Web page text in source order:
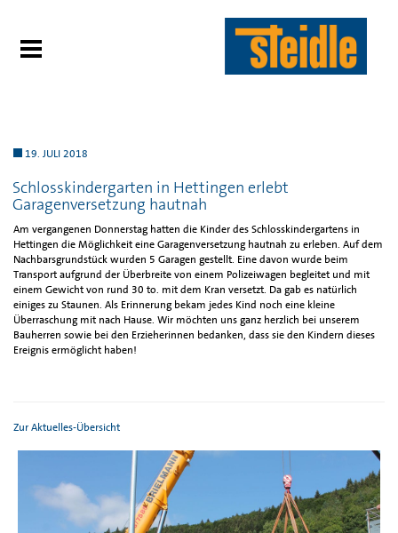
19. JULI 2018
Schlosskindergarten in Hettingen erlebt
Garagenversetzung hautnah
Am vergangenen Donnerstag hatten die Kinder des Schlosskindergartens in
Hettingen die Möglichkeit eine Garagenversetzung hautnah zu erleben. Auf dem
Nachbarsgrundstück wurden 5 Garagen gestellt. Eine davon wurde beim
Transport aufgrund der Überbreite von einem Polizeiwagen begleitet und mit
einem Gewicht von rund 30 to. mit dem Kran versetzt. Da gab es natürlich
einiges zu Staunen. Als Erinnerung bekam jedes Kind noch eine kleine
Überraschung mit nach Hause. Wir möchten uns ganz herzlich bei unserem
Bauherren sowie bei den Erzieherinnen bedanken, dass sie den Kindern dieses
Ereignis ermöglicht haben!
Zur Aktuelles-Übersicht